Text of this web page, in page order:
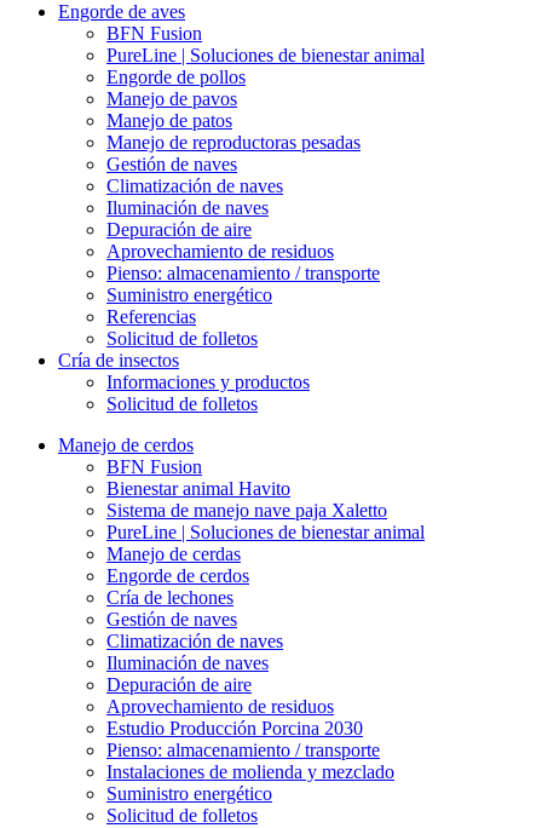
Engorde de aves
BFN Fusion
PureLine | Soluciones de bienestar animal
Engorde de pollos
Manejo de pavos
Manejo de patos
Manejo de reproductoras pesadas
Gestión de naves
Climatización de naves
Iluminación de naves
Depuración de aire
Aprovechamiento de residuos
Pienso: almacenamiento / transporte
Suministro energético
Referencias
Solicitud de folletos
Cría de insectos
Informaciones y productos
Solicitud de folletos
Manejo de cerdos
BFN Fusion
Bienestar animal Havito
Sistema de manejo nave paja Xaletto
PureLine | Soluciones de bienestar animal
Manejo de cerdas
Engorde de cerdos
Cría de lechones
Gestión de naves
Climatización de naves
Iluminación de naves
Depuración de aire
Aprovechamiento de residuos
Estudio Producción Porcina 2030
Pienso: almacenamiento / transporte
Instalaciones de molienda y mezclado
Suministro energético
Solicitud de folletos